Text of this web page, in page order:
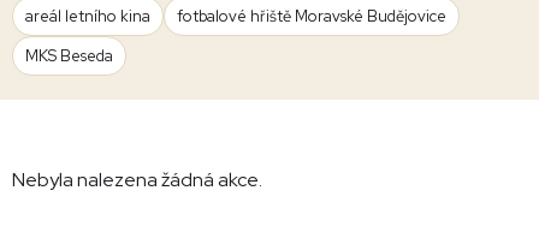
areál letního kina
fotbalové hřiště Moravské Budějovice
MKS Beseda
Nebyla nalezena žádná akce.